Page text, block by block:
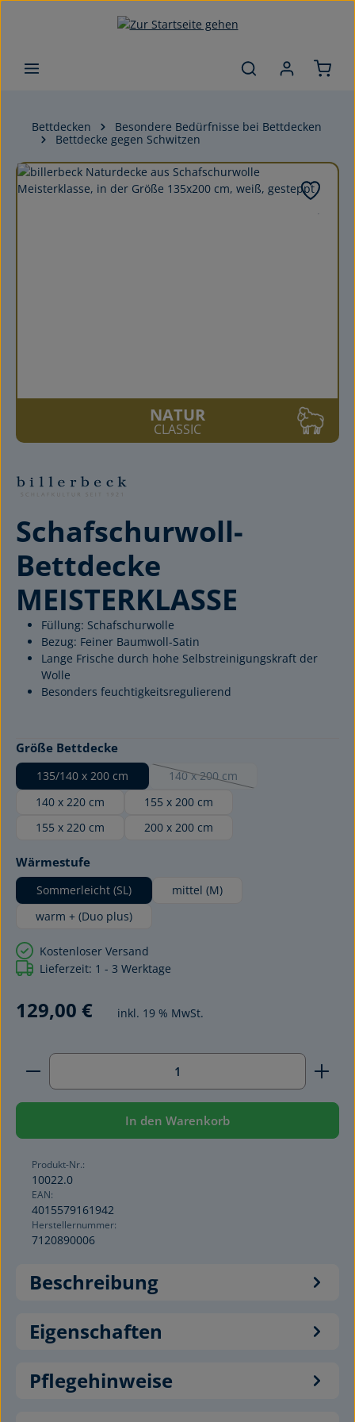
Zum Hauptinhalt springen
Bettdecken
Besondere Bedürfnisse bei Bettdecken
Bettdecke gegen Schwitzen
Bildergalerie überspringen
NATUR
CLASSIC
Schafschurwoll-
Bettdecke
MEISTERKLASSE
Füllung: Schafschurwolle
Bezug: Feiner Baumwoll-Satin
Lange Frische durch hohe Selbstreinigungskraft der
Wolle
Besonders feuchtigkeitsregulierend
Größe Bettdeckeauswählen
135/140 x 200 cm 140 x 200 cm
(Diese Option ist zurzeit nicht
140 x 220 cm
155 x 200 cm
155 x 220 cm
200 x 200 cm
Wärmestufeauswählen
Sommerleicht (SL)
mittel (M)
warm + (Duo plus)
Kostenloser Versand
Lieferzeit: 1 - 3 Werktage
129,00 € inkl. 19 % MwSt.
Produkt Anzahl: Gib den gewünschten Wert ein
In den Warenkorb
Produkt-Nr.:
10022.0
EAN:
4015579161942
Herstellernummer:
7120890006
Beschreibung
Eigenschaften
Pflegehinweise